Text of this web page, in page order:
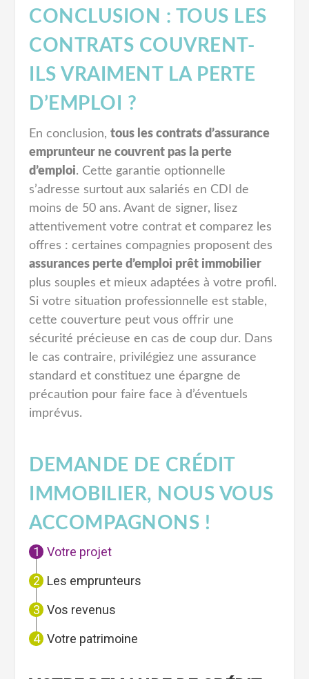
CONCLUSION : TOUS LES
CONTRATS COUVRENT-
ILS VRAIMENT LA PERTE
D’EMPLOI ?
En conclusion,tous les contrats d’assurance
emprunteur ne couvrent pas la perte
d’emploi. Cette garantie optionnelle
s’adresse surtout aux salariés en CDI de
moins de 50 ans. Avant de signer, lisez
attentivement votre contrat et comparez les
offres : certaines compagnies proposent des
assurances perte d’emploi prêt immobilier
plus souples et mieux adaptées à votre profil.
Si votre situation professionnelle est stable,
cette couverture peut vous offrir une
sécurité précieuse en cas de coup dur. Dans
le cas contraire, privilégiez une assurance
standard et constituez une épargne de
précaution pour faire face à d’éventuels
imprévus.
DEMANDE DE CRÉDIT
IMMOBILIER, NOUS VOUS
ACCOMPAGNONS !
Votre projet
Les emprunteurs
Vos revenus
Votre patrimoine